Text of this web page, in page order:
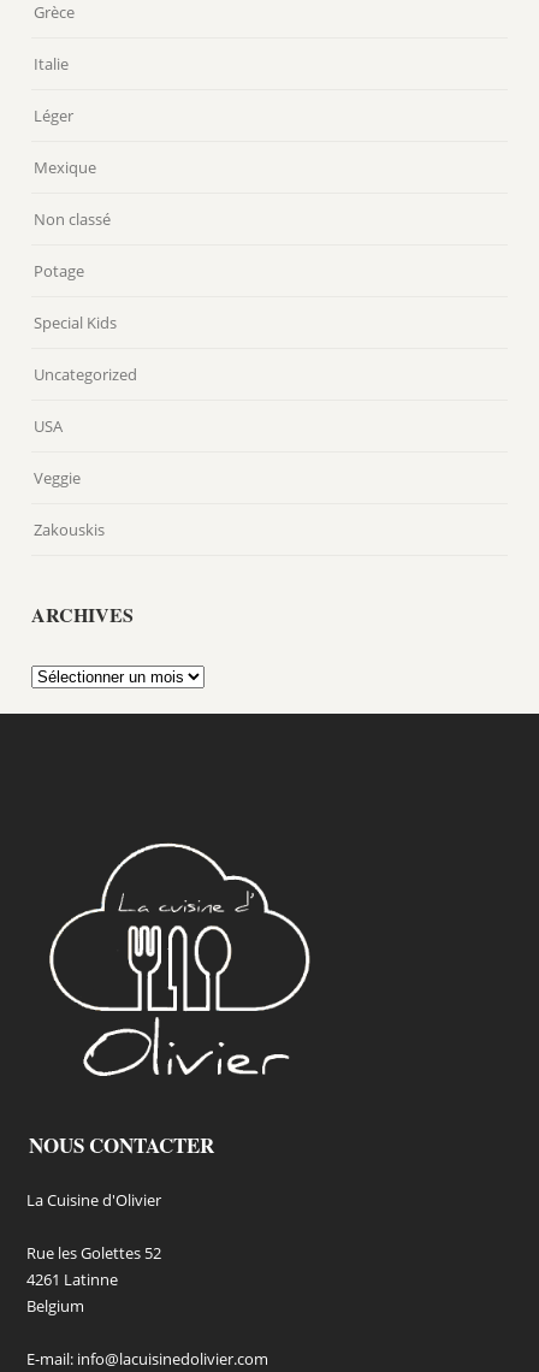
Grèce
Italie
Léger
Mexique
Non classé
Potage
Special Kids
Uncategorized
USA
Veggie
Zakouskis
ARCHIVES
Archives
NOUS CONTACTER
La Cuisine d'Olivier
Rue les Golettes 52
4261 Latinne
Belgium
E-mail: info@lacuisinedolivier.com